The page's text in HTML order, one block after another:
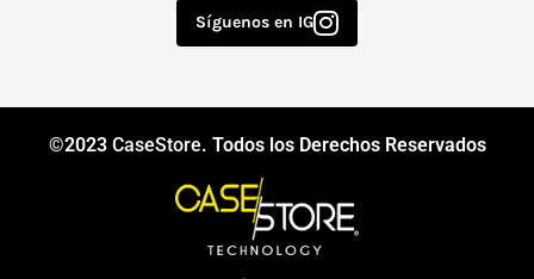
Síguenos en IG
©2023 CaseStore. Todos los Derechos Reservados